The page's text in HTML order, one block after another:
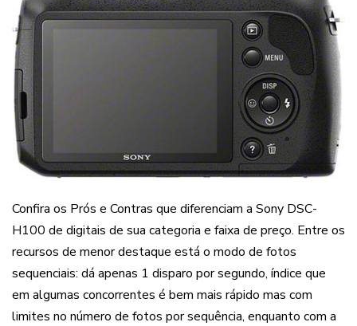
Confira os Prós e Contras que diferenciam a Sony DSC-
H100 de digitais de sua categoria e faixa de preço. Entre os
recursos de menor destaque está o modo de fotos
sequenciais: dá apenas 1 disparo por segundo, índice que
em algumas concorrentes é bem mais rápido mas com
limites no número de fotos por sequência, enquanto com a